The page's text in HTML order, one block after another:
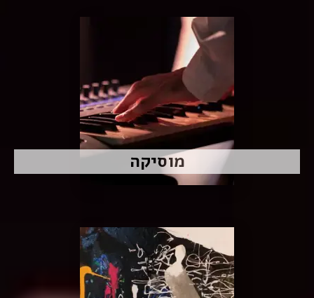
מוסיקה